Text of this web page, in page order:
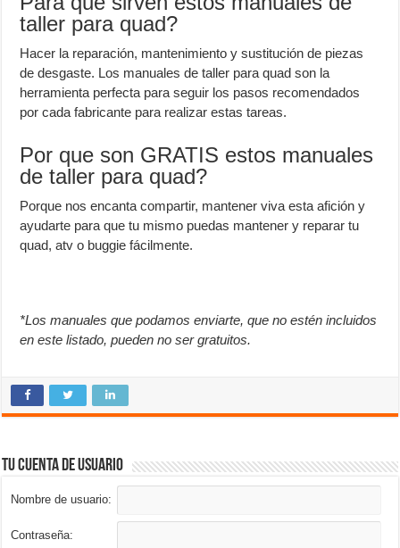
taller para quad?
Hacer la reparación, mantenimiento y sustitución de piezas
de desgaste. Los manuales de taller para quad son la
herramienta perfecta para seguir los pasos recomendados
por cada fabricante para realizar estas tareas.
Por que son GRATIS estos manuales
de taller para quad?
Porque nos encanta compartir, mantener viva esta afición y
ayudarte para que tu mismo puedas mantener y reparar tu
quad, atv o buggie fácilmente.
*Los manuales que podamos enviarte, que no estén incluidos
en este listado, pueden no ser gratuitos.
Tu cuenta de usuario
Nombre de usuario:
Contraseña: